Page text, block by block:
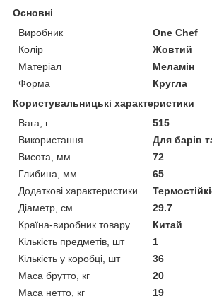
Основні
Виробник
One Chef
Колір
Жовтий
Матеріал
Меламін
Форма
Кругла
Користувальницькі характеристики
Вага, г
515
Використання
Для барів
Висота, мм
72
Глибина, мм
65
Додаткові характеристики
Діаметр, см
29.7
Країна-виробник товару
Китай
Кількість предметів, шт
1
Кількість у коробці, шт
36
Маса брутто, кг
20
Маса нетто, кг
19